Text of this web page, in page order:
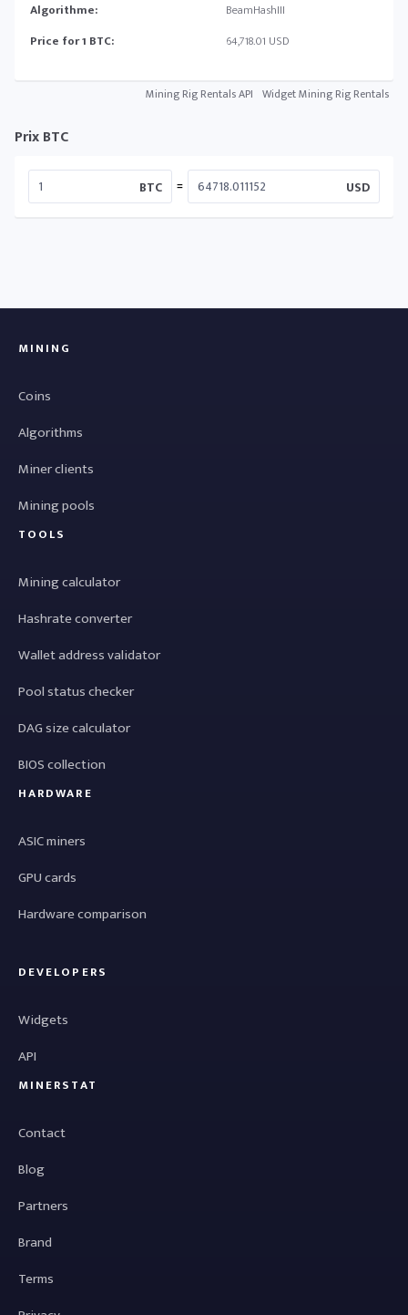
Algorithme:
BeamHashIII
Price for 1 BTC:
64,718.01 USD
Mining Rig Rentals API Widget Mining Rig Rentals
Prix BTC
BTC = USD
MINING
Coins
Algorithms
Miner clients
Mining pools
TOOLS
Mining calculator
Hashrate converter
Wallet address validator
Pool status checker
DAG size calculator
BIOS collection
HARDWARE
ASIC miners
GPU cards
Hardware comparison
DEVELOPERS
Widgets
API
MINERSTAT
Contact
Blog
Partners
Brand
Terms